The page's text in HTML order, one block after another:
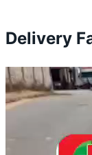
Delivery